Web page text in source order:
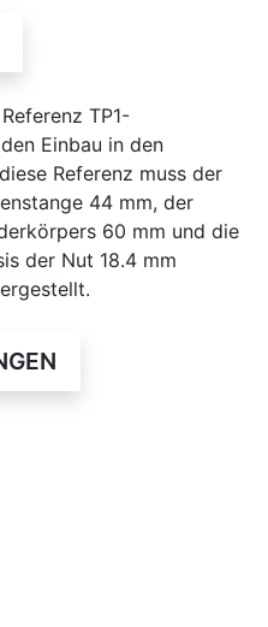
TP1-
Einbau in den
Referenz muss der
44 mm, der
60 mm und die
der Nut 18.4 mm